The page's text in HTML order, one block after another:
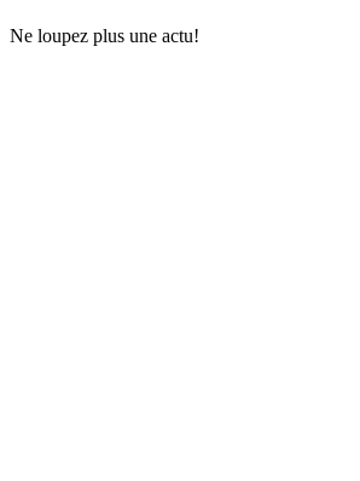
Ne loupez plus une actu!